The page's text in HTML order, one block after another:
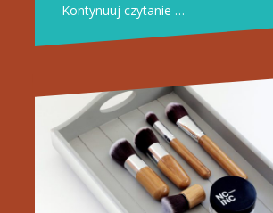
Kontynuuj czytanie …